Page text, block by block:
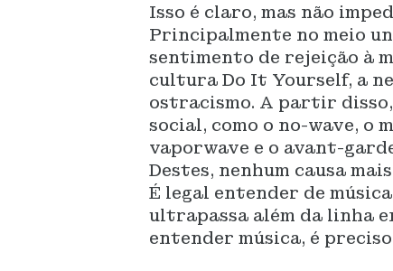
Isso é claro, mas não
Principalmente no meio
sentimento de rejeição à
cultura Do It Yourself, a
ostracismo. A partir
social, como o no-wave, o
vaporwave e o avant-
Destes, nenhum causa
É legal entender de
ultrapassa além da linha
entender música, é